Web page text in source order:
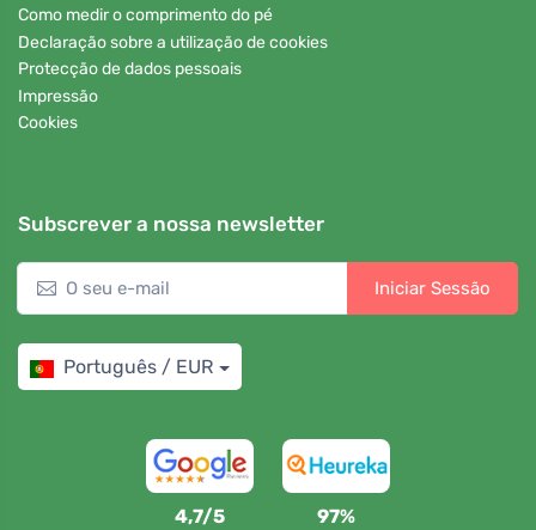
Como medir o comprimento do pé
Declaração sobre a utilização de cookies
Protecção de dados pessoais
Impressão
Cookies
Subscrever a nossa newsletter
Iniciar Sessão
Português / EUR
4,7/5 97%